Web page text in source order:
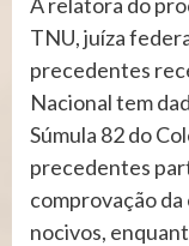
TNU, juíza
precedentes
Nacional tem
Súmula 82 do
precedentes
comprovação
nocivos,